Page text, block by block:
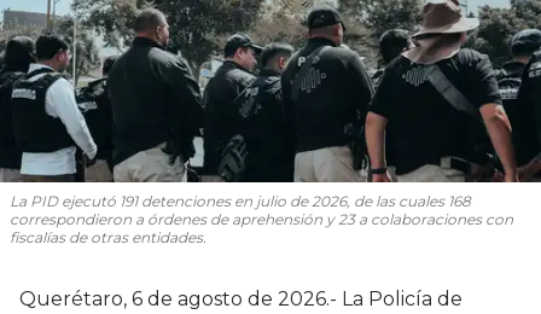
La PID ejecutó 191 detenciones en julio de 2026, de las cuales 168
correspondieron a órdenes de aprehensión y 23 a colaboraciones con
fiscalías de otras entidades.
Querétaro, 6 de agosto de 2026.- La Policía de